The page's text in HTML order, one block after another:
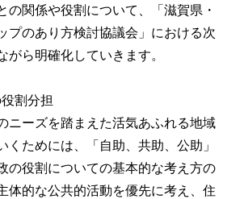
の関係や役割について、「滋賀県・
プのあり方検討協議会」における次
がら明確化していきます。
割分担
ニーズを踏まえた活気あふれる地域
くためには、「自助、共助、公助」
の役割についての基本的な考え方の
体的な公共的活動を優先に考え、住